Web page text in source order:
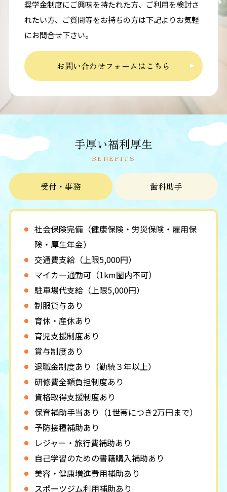
奨学金制度にご興味を持たれた方、ご利用を検討さ
れたい方、 ご質問等をお持ちの方は下記よりお気軽
にお問合せ下さい。
お問い合わせフォームはこちら
手厚い福利厚生
BENEFITS
受付・事務 歯科助手
社会保険完備（健康保険・労災保険・雇用保
険・厚生年金）
交通費支給（上限5,000円）
マイカー通勤可（1km圏内不可）
駐車場代支給（上限5,000円）
制服貸与あり
育休・産休あり
育児支援制度あり
賞与制度あり
退職金制度あり（勤続３年以上）
研修費全額負担制度あり
資格取得支援制度あり
保育補助手当あり（1世帯につき2万円まで）
予防接種補助あり
レジャー・旅行費補助あり
自己学習のための書籍購入補助あり
美容・健康増進費用補助あり
スポーツジム利用補助あり